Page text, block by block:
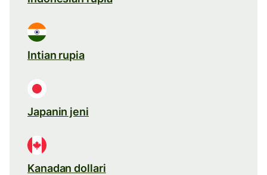
Intian rupia
Japanin jeni
Kanadan dollari